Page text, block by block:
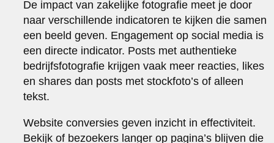
De impact van zakelijke fotografie meet je door
naar verschillende indicatoren te kijken die samen
een beeld geven. Engagement op social media is
een directe indicator. Posts met authentieke
bedrijfsfotografie krijgen vaak meer reacties, likes
en shares dan posts met stockfoto’s of alleen
tekst.
Website conversies geven inzicht in effectiviteit.
Bekijk of bezoekers langer op pagina’s blijven die